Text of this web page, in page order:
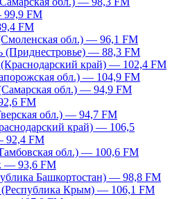
FM
FM
обл.) — 96,1 FM
(Приднестровье) — 88,3 FM
край) — 102,4 FM
обл.) — 104,9 FM
обл.) — 94,9 FM
FM
обл.) — 94,7 FM
край) — 106,5
FM
обл.) — 100,6 FM
— 93,6 FM
Башкортостан) — 98,8 FM
(Республика Крым) — 106,1 FM